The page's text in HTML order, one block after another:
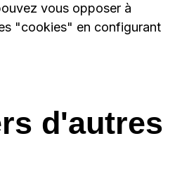
vous opposer à
"cookies" en configurant
d'autres